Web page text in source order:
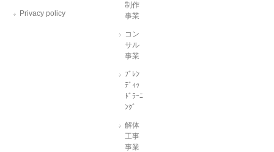
Privacy policy
制作
事業
コン
サル
事業
ﾌﾞﾚﾝ
ﾃﾞｨｯ
ﾄﾞﾗｰﾆ
ﾝｸﾞ
解体
工事
事業